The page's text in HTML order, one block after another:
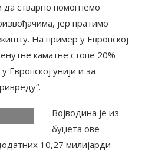
да стварно помогнемо
јер пратимо
На пример у Европској
каматне стопе 20%
Европској унији и за
Војводина је из
буџета ове
10,27 милијарди